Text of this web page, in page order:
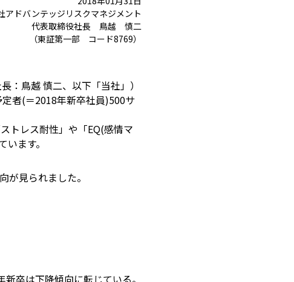
アドバンテッジリスクマネジメント
代表取締役社長 鳥越 慎二
（東証第一部 コード8769）
：鳥越 慎二、以下「当社」）
者(＝2018年新卒社員)500サ
トレス耐性」や「EQ(感情マ
ます。
見られました。
卒は下降傾向に転じている。